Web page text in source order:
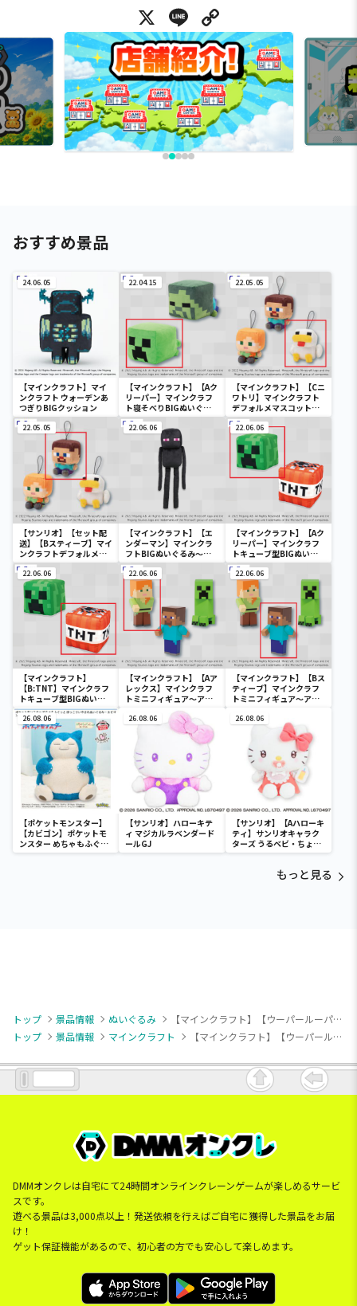
X Line
おすすめ景品
24.06.05
【マインクラフト】マイ
ンクラフト ウォーデンあ
つぎりBIGクッション
22.04.15
【マインクラフト】【Aク
リーパー】マインクラフ
ト寝そべりBIGぬいぐる
み～クリーパー・ゾンビ
～
22.05.05
【マインクラフト】【Cニ
ワトリ】マインクラフト
デフォルメマスコット～
アレックス・スティー
ブ・ニワトリ～
22.05.05
【サンリオ】【セット配
送】【Bスティーブ】マイ
ンクラフトデフォルメマ
スコット～アレックス・
スティーブ・ニワトリ～
22.06.06
【マインクラフト】【エ
ンダーマン】マインクラ
フトBIGぬいぐるみ～エ
ンダーマン～
22.06.06
【マインクラフト】【Aク
リーパー】マインクラフ
トキューブ型BIGぬいぐ
るみ～クリーパー・TNT
～
22.06.06
【マインクラフト】
【B:TNT】マインクラフ
トキューブ型BIGぬいぐ
るみ～クリーパー・TNT
～
22.06.06
【マインクラフト】【Aア
レックス】マインクラフ
トミニフィギュア～アレ
ックス・スティーブ・ク
リーパー～
22.06.06
【マインクラフト】【Bス
ティーブ】マインクラフ
トミニフィギュア～アレ
リーパー～
26.08.06
【ポケットモンスター】
【カビゴン】ポケットモ
ンスター めちゃもふぐっ
と ほっこりいやされぬい
26.08.06
【サンリオ】ハローキテ
ィ マジカルラベンダード
ールGJ
26.08.06
【サンリオ】【Aハローキ
ティ】サンリオキャラク
ターズ うるベビ・ちょい
デカドール
もっと見る
トップ 景品情報 ぬいぐるみ
【マインクラフト】【ウーパールーパー】マインクラフト ウーパールーパー超BIGぬいぐるみ
トップ
景品情報 マインクラフト 【マインクラフト】【ウーパールーパー】マインクラフト ウーパールーパー超BIGぬいぐるみ
DMMオンクレは自宅にて24時間オンラインクレーンゲームが楽しめるサービ
スです。
遊べる景品は3,000点以上！発送依頼を行えばご自宅に獲得した景品をお届
け！
ゲット保証機能があるので、初心者の方でも安心して楽しめます。